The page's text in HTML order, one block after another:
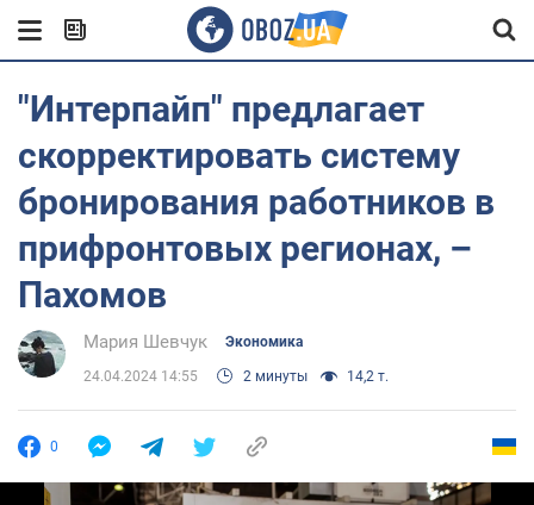
"Интерпайп" предлагает
скорректировать систему
бронирования работников в
прифронтовых регионах, –
Пахомов
Мария Шевчук Экономика
24.04.2024 14:55 2 минуты 14,2 т.
0